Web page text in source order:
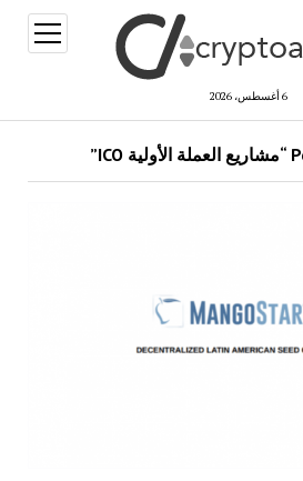
6 أغسطس، 2026
open
menu